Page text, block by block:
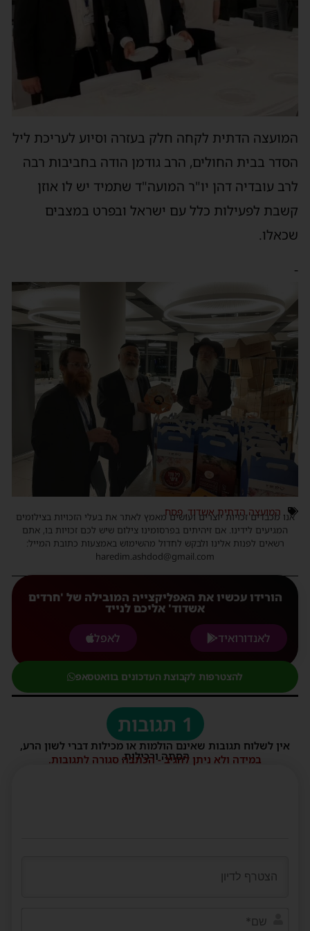
המועצה הדתית לקחה חלק בעזרה וסיוע לעריכת ליל
הסדר בבית החולים, הרב גודמן הודה בחביבות רבה
לרב עובדיה דהן יו"ר המועה"ד שתמיד יש לו אוזן
קשבת לפעילות כלל עם ישראל ובפרט במצבים
שכאלו.
-
המועצה הדתית אשדוד, פסח
אנו מכבדים זכויות יוצרים ועושים מאמץ לאתר את בעלי הזכויות בצילומים
המגיעים לידינו. אם זיהיתים בפרסומינו צילום שיש לכם זכויות בו, אתם
רשאים לפנות אלינו ולבקש לחדול מהשימוש באמצעות כתובת המייל:
haredim.ashdod@gmail.com
הורידו עכשיו את האפליקצייה המובילה של 'חרדים
אשדוד' אליכם לנייד
לאנדורואיד
לאפל
להצטרפות לקבוצת העדכונים בוואטסאפ
1 תגובות
אין לשלוח תגובות שאינם הולמות או מכילות דברי לשון הרע,
הסתה ורכילות.
במידה ולא ניתן להגיב - הכתבה סגורה לתגובות.